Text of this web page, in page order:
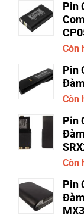
Pin
Còn
Pin
Còn
Pin
Còn
Pin